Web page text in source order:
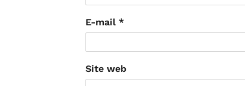
E-mail *
Site web